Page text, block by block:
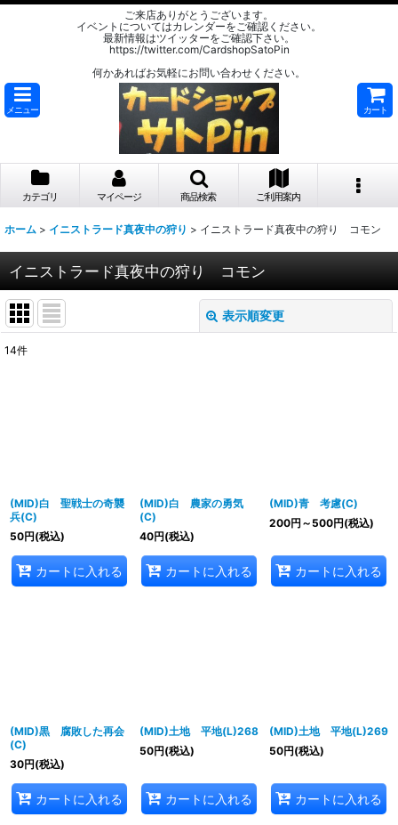
ご来店ありがとうございます。
イベントについてはカレンダーをご確認ください。
最新情報はツイッターをご確認下さい。
https://twitter.com/CardshopSatoPin
何かあればお気軽にお問い合わせください。
メニュー カート
カテゴリ マイページ 商品検索 ご利用案内
ホーム > イニストラード真夜中の狩り > イニストラード真夜中の狩り コモン
イニストラード真夜中の狩り コモン
表示順変更
14件
(MID)白 聖戦士の奇襲
兵(C)
50円(税込)
カートに入れる
(MID)白 農家の勇気
(C)
40円(税込)
カートに入れる
(MID)青 考慮(C)
200円 ～500円(税込)
カートに入れる
(MID)黒 腐敗した再会
(C)
30円(税込)
カートに入れる
(MID)土地 平地(L)268
50円(税込)
カートに入れる
(MID)土地 平地(L)269
50円(税込)
カートに入れる